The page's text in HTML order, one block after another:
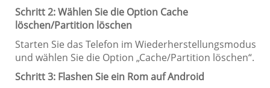
Schritt 2: Wählen Sie die Option Cache
löschen/Partition löschen
Starten Sie das Telefon im Wiederherstellungsmodus
und wählen Sie die Option „Cache/Partition löschen“.
Schritt 3: Flashen Sie ein Rom auf Android